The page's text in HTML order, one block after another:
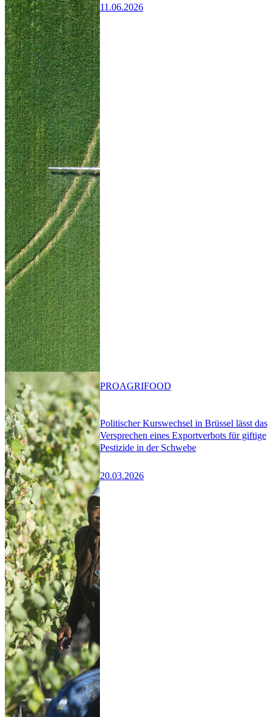
11.06.2026
Politischer Kurswechsel in Brüssel lässt das
Versprechen eines Exportverbots für giftige
Pestizide in der Schwebe
20.03.2026
PROAGRIFOOD